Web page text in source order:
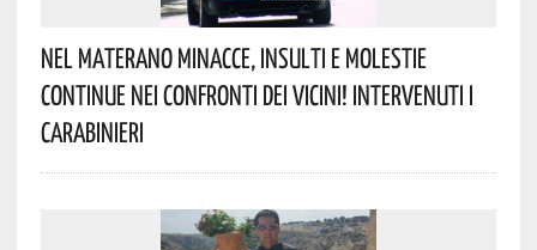
Nel Materano Minacce, Insulti E Molestie
Continue Nei Confronti Dei Vicini! Intervenuti I
Carabinieri